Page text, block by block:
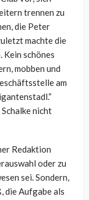
trennen zu
die Peter
machte die
Kein schönes
mobben und
am
Schalke nicht
Redaktion
oder zu
sei. Sondern,
die Aufgabe als